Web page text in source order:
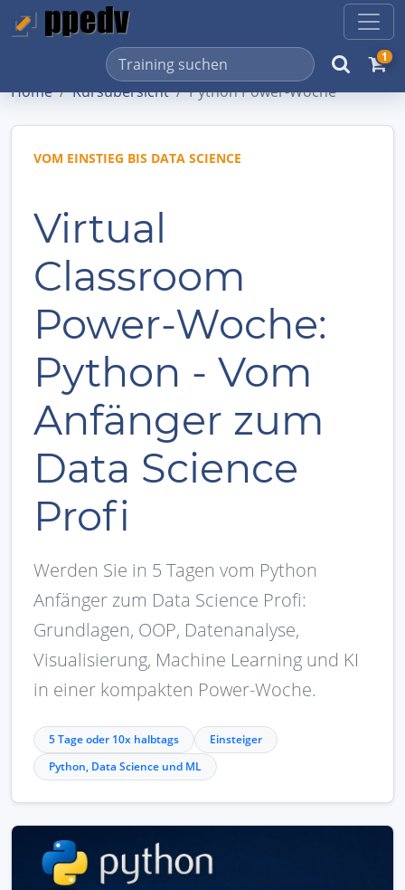
1
Home Kursübersicht Python Power-Woche
VOM EINSTIEG BIS DATA SCIENCE
Virtual
Classroom
Power-Woche:
Python - Vom
Anfänger zum
Data Science
Profi
Werden Sie in 5 Tagen vom Python
Anfänger zum Data Science Profi:
Grundlagen, OOP, Datenanalyse,
Visualisierung, Machine Learning und KI
in einer kompakten Power-Woche.
5 Tage oder 10x halbtags
Einsteiger
Python, Data Science und ML